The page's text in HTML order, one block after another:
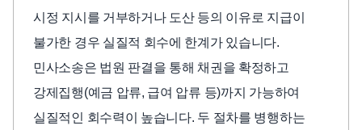
시정 지시를 거부하거나 도산 등의 이유로 지급이
불가한 경우 실질적 회수에 한계가 있습니다.
민사소송은 법원 판결을 통해 채권을 확정하고
강제집행(예금 압류, 급여 압류 등)까지 가능하여
실질적인 회수력이 높습니다. 두 절차를 병행하는